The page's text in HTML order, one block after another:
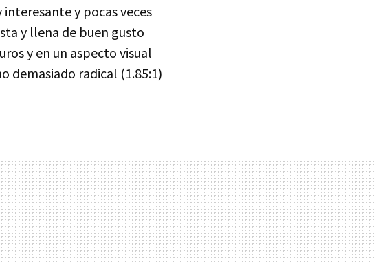
interesante y pocas veces
y llena de buen gusto
y en un aspecto visual
demasiado radical (1.85:1)